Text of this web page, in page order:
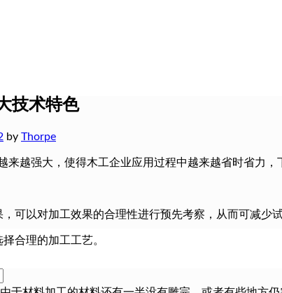
技术特色
by Thorpe
来越强大，使得木工企业应用过程中越来越省时省力
可以对加工效果的合理性进行预先考察，从而可减少
合理的加工工艺。